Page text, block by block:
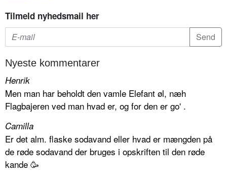
Tilmeld nyhedsmail her
Nyeste kommentarer
Henrik
Men man har beholdt den vamle Elefant øl, næh
Flagbajeren ved man hvad er, og for den er go' .
Camilla
Er det alm. flaske sodavand eller hvad er mængden på
de røde sodavand der bruges i opskriften til den røde
kande 🥳